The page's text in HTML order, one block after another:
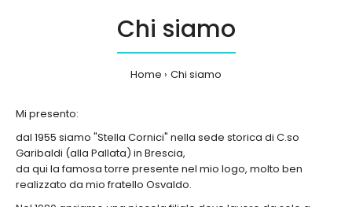
Chi siamo
Home Chi siamo
Mi presento:
dal 1955 siamo "Stella Cornici" nella sede storica di C.so
Garibaldi (alla Pallata) in Brescia,
da qui la famosa torre presente nel mio logo, molto ben
realizzato da mio fratello Osvaldo.